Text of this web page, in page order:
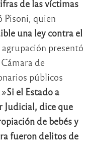
de las víctimas
Pisoni, quien
una ley contra el
presentó
de
públicos
Si el Estado a
Judicial, dice que
de bebés y
fueron delitos de